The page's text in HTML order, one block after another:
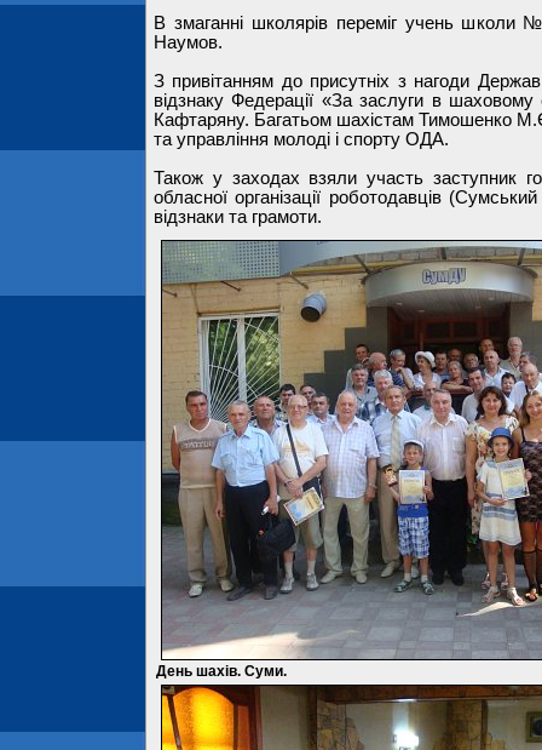
В змаганні школярів переміг учень
Наумов.
З привітанням до присутніх з нагоди
відзнаку Федерації «За заслуги в
Кафтаряну. Багатьом шахістам Тимошенко
та управління молоді і спорту ОДА.
Також у заходах взяли участь заступник
обласної організації роботодавців
відзнаки та грамоти.
День шахів. Суми.